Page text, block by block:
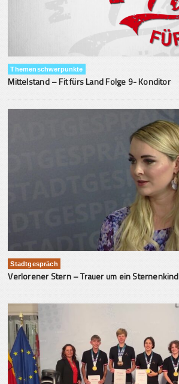
Themenschwerpunkte
Mittelstand – Fit fürs Land Folge 9- Konditor
Stadtgespräch
Verlorener Stern – Trauer um ein Sternenkind